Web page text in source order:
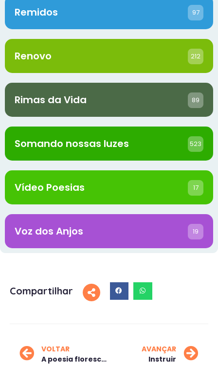
Remidos 97
Renovo 212
Rimas da Vida 89
Somando nossas luzes 523
Vídeo Poesias 17
Voz dos Anjos 19
Compartilhar
VOLTAR
A poesia floresce entre os versos
AVANÇAR
Instruir